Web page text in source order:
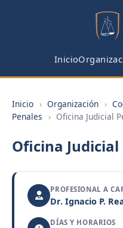
Inicio
Inicio › Organización ›
Penales › Oficina Judicial
Oficina
PROFESIONAL A
Dr. Ignacio P.
DÍAS Y HORARIOS